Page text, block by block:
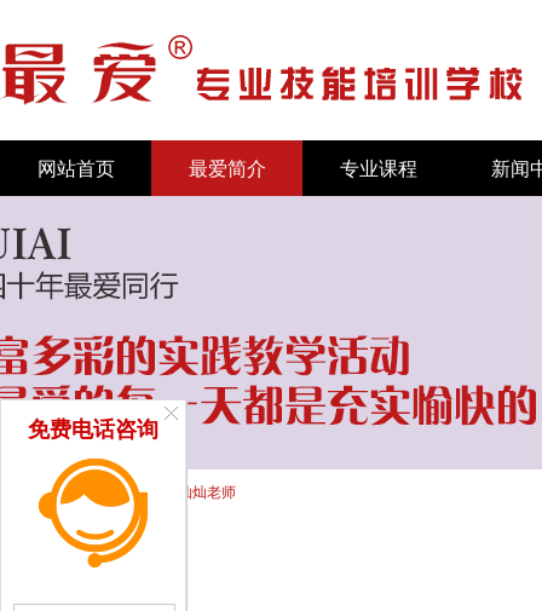
网站首页 最爱简介 专业课程 新闻
新闻中心 师资力量 / 灿灿老师
免费电话咨询